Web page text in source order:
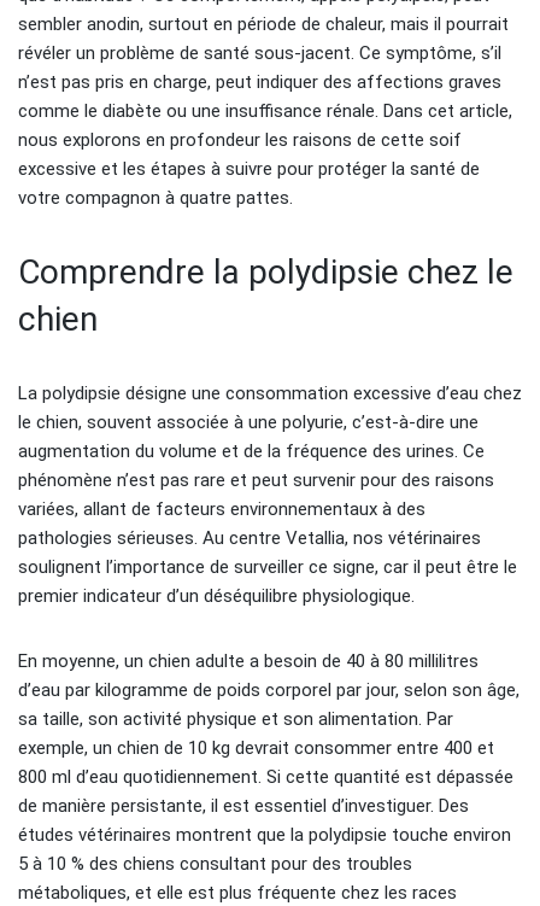
sembler anodin, surtout en période de chaleur, mais il pourrait
révéler un problème de santé sous-jacent. Ce symptôme, s’il
n’est pas pris en charge, peut indiquer des affections graves
comme le diabète ou une insuffisance rénale. Dans cet article,
nous explorons en profondeur les raisons de cette soif
excessive et les étapes à suivre pour protéger la santé de
votre compagnon à quatre pattes.
Comprendre la polydipsie chez le
chien
La polydipsie désigne une consommation excessive d’eau chez
le chien, souvent associée à une polyurie, c’est-à-dire une
augmentation du volume et de la fréquence des urines. Ce
phénomène n’est pas rare et peut survenir pour des raisons
variées, allant de facteurs environnementaux à des
pathologies sérieuses. Au centre Vetallia, nos vétérinaires
soulignent l’importance de surveiller ce signe, car il peut être le
premier indicateur d’un déséquilibre physiologique.
En moyenne, un chien adulte a besoin de 40 à 80 millilitres
d’eau par kilogramme de poids corporel par jour, selon son âge,
sa taille, son activité physique et son alimentation. Par
exemple, un chien de 10 kg devrait consommer entre 400 et
800 ml d’eau quotidiennement. Si cette quantité est dépassée
de manière persistante, il est essentiel d’investiguer. Des
études vétérinaires montrent que la polydipsie touche environ
5 à 10 % des chiens consultant pour des troubles
métaboliques, et elle est plus fréquente chez les races